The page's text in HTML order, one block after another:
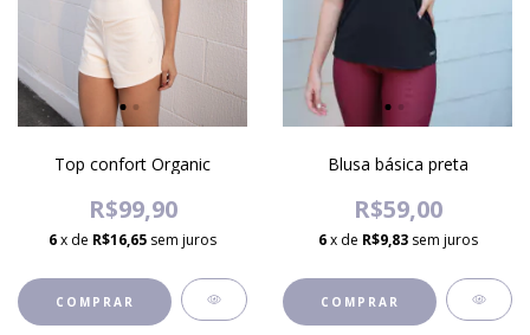
Top confort Organic
R$99,90
6x de R$16,65 sem juros
COMPRAR
Blusa básica preta
R$59,00
6 x de R$9,83 sem juros
COMPRAR